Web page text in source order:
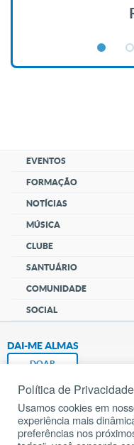
EVENTOS
FORMAÇÃO
NOTÍCIAS
MÚSICA
CLUBE
SANTUÁRIO
COMUNIDADE
SOCIAL
DAI-ME ALMAS
DOAR
Pedido
Política de
Usamos cookies em
experiência mais
preferências nos